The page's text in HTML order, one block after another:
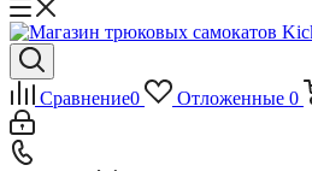
Сравнение0 Отложенные 0